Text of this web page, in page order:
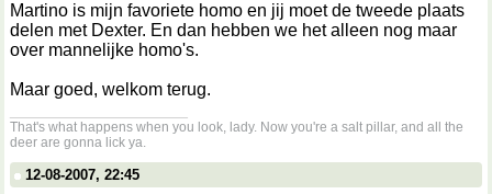
Martino is mijn favoriete homo en jij moet de tweede plaats
delen met Dexter. En dan hebben we het alleen nog maar
over mannelijke homo's.
Maar goed, welkom terug.
That's what happens when you look, lady. Now you're a salt pillar, and all the
deer are gonna lick ya.
12-08-2007, 22:45